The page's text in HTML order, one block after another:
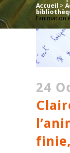
Accueil >
24